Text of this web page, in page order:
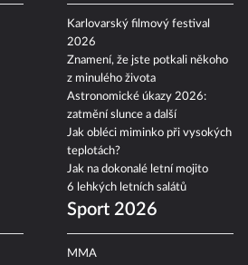
Karlovarský filmový festival
2026
Znamení, že jste potkali někoho
z minulého života
Astronomické úkazy 2026:
zatmění slunce a další
Jak obléci miminko při vysokých
teplotách?
Jak na dokonalé letní mojito
6 lehkých letních salátů
Sport 2026
MMA